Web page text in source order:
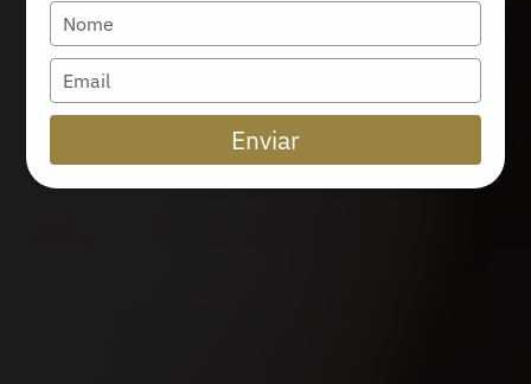
Type
your
name
Type
your
email
Enviar